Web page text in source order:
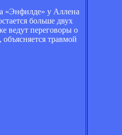
«Энфилде» у Аллена
больше двух
ведут переговоры о
травмой